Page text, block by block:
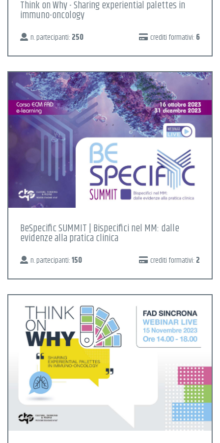
Think on Why - Sharing experiential palettes in
immuno-oncology
n. partecipanti: 250 crediti formativi: 6
BeSpecific SUMMIT | Bispecifici nel MM: dalle
evidenze alla pratica clinica
n. partecipanti:150 crediti formativi: 2